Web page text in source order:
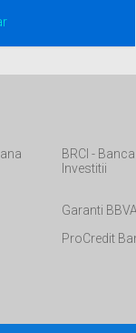
BRCI -
Investitii
Garanti BBVA
ProCredit